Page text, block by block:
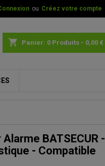
ou Créez votre compte
shopping_cart Panier: 0 Produits - 0,00 €
BATSECUR -
- Compatible